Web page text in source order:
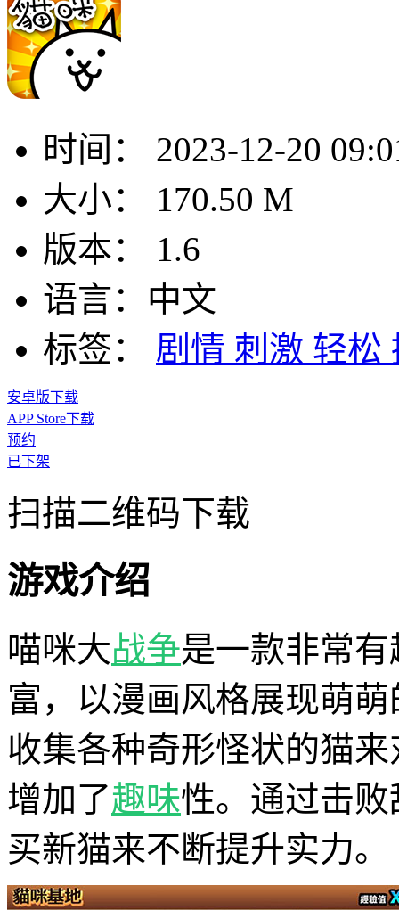
时间：
2023-12-20
大小：
170.50 M
版本：
1.6
语言： 中文
标签：
剧情 刺激 轻松
安卓版下载
APP Store下载
预约
已下架
扫描二维码下载
游戏介绍
喵咪大战争是一款非常有
富，以漫画风格展现萌
收集各种奇形怪状的猫
增加了趣味性。通过击
买新猫来不断提升实力。